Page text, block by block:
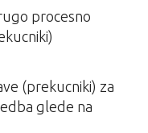
procesno
(prekucniki) za
glede na